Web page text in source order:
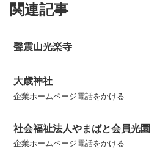
関連記事
聲震山光楽寺
大歳神社
企業ホームページ電話をかける
社会福祉法人やまばと会員光園
企業ホームページ電話をかける